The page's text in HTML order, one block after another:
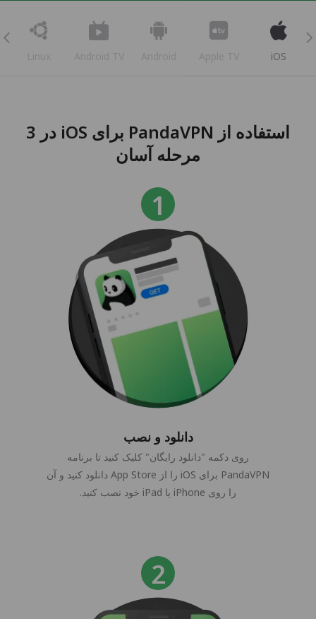
iOS
Apple TV
استفاده از PandaVPN برای iOS در 3
مرحله آسان
دانلود و نصب
روی دکمه "دانلود رایگان" کلیک کنید تا برنامه
PandaVPN برای iOS را از App Store دانلود کنید و آن
را روی iPhone یا iPad خود نصب کنید.